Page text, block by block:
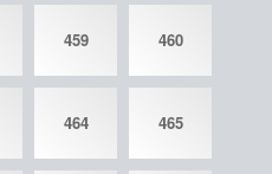
459 460
464 465